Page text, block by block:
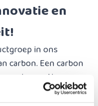
en
in ons
carbon. Een carbon
en innovatieve
ondersteuning